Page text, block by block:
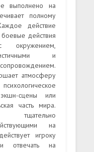
выполнено на
полному
действие
действия
окружением,
и
атмосферу
сцены или
часть мира.
тщательно
на
игроку
отвечать на